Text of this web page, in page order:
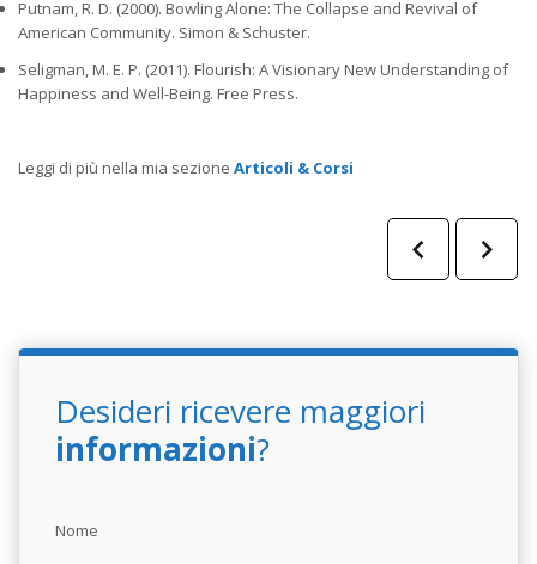
Putnam, R. D. (2000). Bowling Alone: The Collapse and Revival of
American Community. Simon & Schuster.
Seligman, M. E. P. (2011). Flourish: A Visionary New Understanding of
Happiness and Well-Being. Free Press.
Leggi di più nella mia sezione Articoli & Corsi
Desideri ricevere maggiori
informazioni?
Nome